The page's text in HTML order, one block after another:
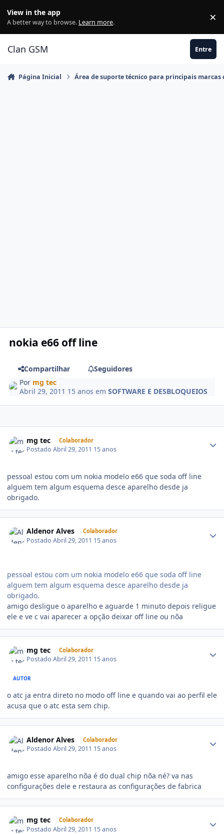
View in the app
A better way to browse. Learn more. ×
Clan GSM Entre
Página Inicial Área de suporte técnico para principais marcas
nokia e66 off line
Compartilhar
Seguidores
Por mg tec
Abril 29, 2011 15 anos emSOFTWARE E DESBLOQUEIOS
mg tec Colaborador
PostadoAbril 29, 2011 15 anos
pessoal estou com um nokia modelo e66 que soda off line
alguem tem algum esquema desce aparelho desde ja
obrigado.
Aldenor Alves Colaborador
PostadoAbril 29, 2011 15 anos
pessoal estou com um nokia modelo e66 que soda off line
alguem tem algum esquema desce aparelho desde ja
obrigado.
amigo desligue o aparelho e aguarde 1 minuto depois religue
ele e ve c vai aparecer a opção deixar off line ou nõa
mg tec Colaborador
PostadoAbril 29, 2011 15 anos
AUTOR
o atc ja entra direto no modo off line e quando vai ao perfil ele
acusa que o atc esta sem chip.
Aldenor Alves Colaborador
PostadoAbril 29, 2011 15 anos
amigo esse aparelho nõa é do dual chip nõa né? va nas
configurações dele e restaura as configurações de fabrica
mg tec Colaborador
PostadoAbril 29, 2011 15 anos